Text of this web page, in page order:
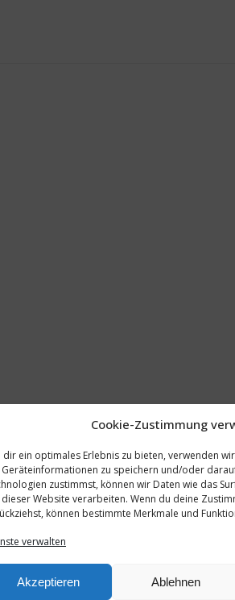
Cookie-Zustimmung
dir ein optimales Erlebnis zu bieten, verwenden
Geräteinformationen zu speichern und/oder
zustimmst, können wir Daten wie das
dieser Website verarbeiten. Wenn du deine
können bestimmte Merkmale und
verwalten
Akzeptieren Ablehnen